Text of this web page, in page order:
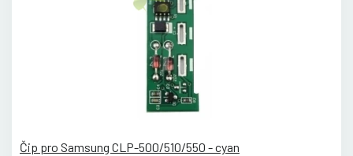
Čip pro Samsung CLP-500/510/550 - cyan